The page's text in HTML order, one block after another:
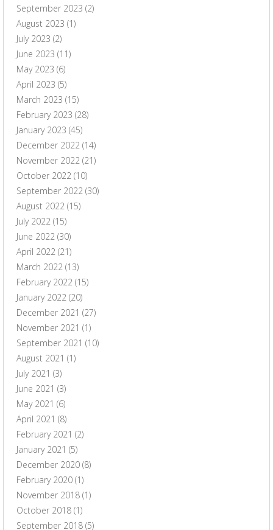
September 2023 (2)
August 2023 (1)
July 2023 (2)
June 2023 (11)
May 2023 (6)
April 2023 (5)
March 2023 (15)
February 2023 (28)
January 2023 (45)
December 2022 (14)
November 2022 (21)
October 2022 (10)
September 2022 (30)
August 2022 (15)
July 2022 (15)
June 2022 (30)
April 2022 (21)
March 2022 (13)
February 2022 (15)
January 2022 (20)
December 2021 (27)
November 2021 (1)
September 2021 (10)
August 2021 (1)
July 2021 (3)
June 2021 (3)
May 2021 (6)
April 2021 (8)
February 2021 (2)
January 2021 (5)
December 2020 (8)
February 2020 (1)
November 2018 (1)
October 2018 (1)
September 2018 (5)